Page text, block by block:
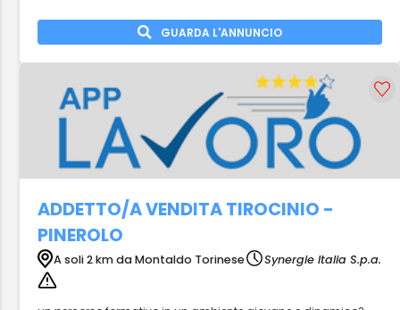
GUARDA L'ANNUNCIO
ADDETTO/A VENDITA TIROCINIO -
PINEROLO
A soli 2 km da Montaldo Torinese Synergie Italia S.p.a.